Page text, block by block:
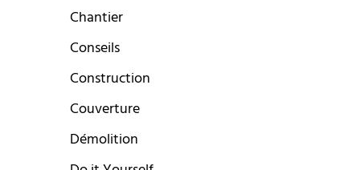
Chantier
Conseils
Construction
Couverture
Démolition